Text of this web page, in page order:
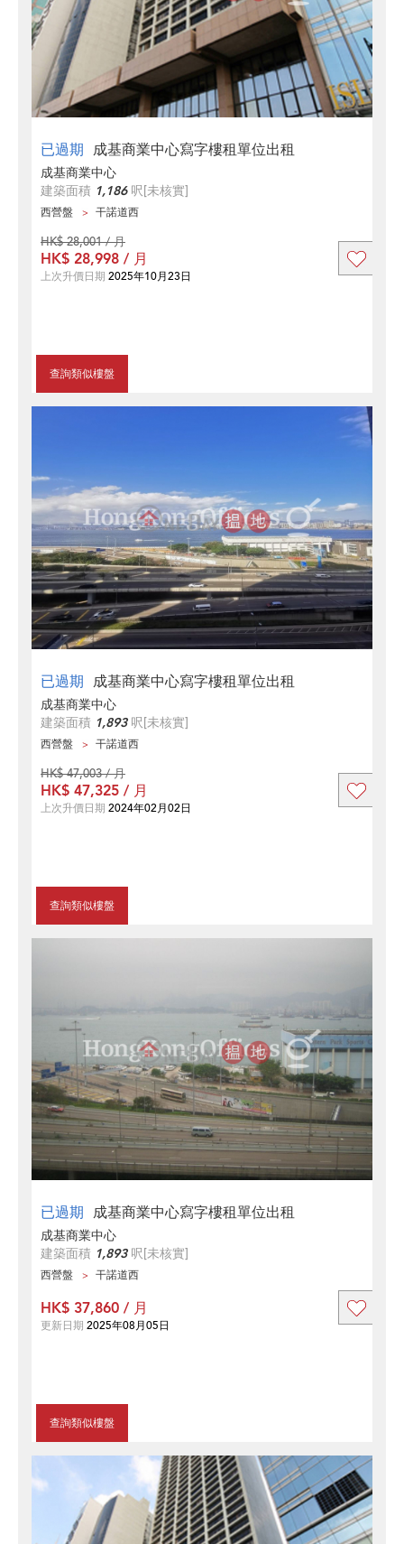
已過期 成基商業中心寫字樓租單位出租
成基商業中心
建築面積 1,186呎[未核實]
西營盤 干諾道西
查詢類似樓盤
HK$ 28,001 / 月
HK$ 28,998 / 月
上次升價日期 2025年10月23日
已過期 成基商業中心寫字樓租單位出租
成基商業中心
建築面積 1,893呎[未核實]
西營盤 干諾道西
查詢類似樓盤
HK$ 47,003 / 月
HK$ 47,325 / 月
上次升價日期 2024年02月02日
已過期 成基商業中心寫字樓租單位出租
成基商業中心
建築面積 1,893呎[未核實]
西營盤 干諾道西
查詢類似樓盤
HK$ 37,860 / 月
更新日期 2025年08月05日